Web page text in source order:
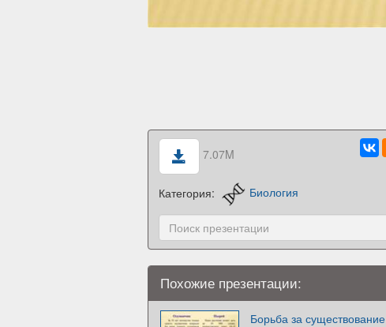
7.07M
Категория: Биология
Похожие презентации:
Борьба за существование